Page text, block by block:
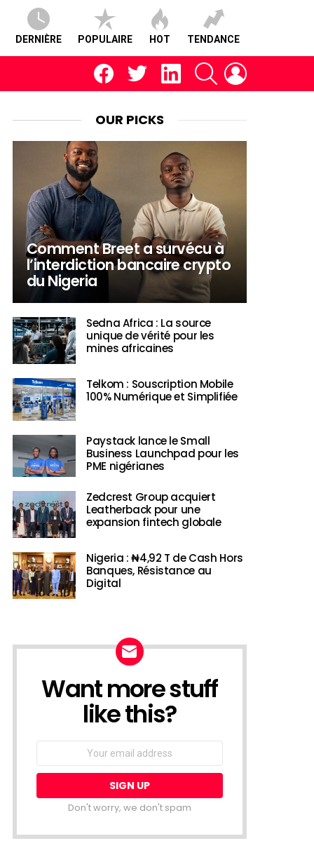
DERNIÈRE POPULAIRE HOT TENDANCE
facebooktwitter linkedin RECHERCHE
OUR PICKS
Comment Breet a survécu à
l’interdiction bancaire crypto
du Nigeria
Sedna Africa : La source
unique de vérité pour les
mines africaines
Telkom : Souscription Mobile
100% Numérique et Simplifiée
Paystack lance le Small
Business Launchpad pour les
PME nigérianes
Zedcrest Group acquiert
Leatherback pour une
expansion fintech globale
Nigeria : ₦4,92 T de Cash Hors
Banques, Résistance au
Digital
NEWSLETTER
Want more stuff
like this?
Email
Don't worry, we don't spam